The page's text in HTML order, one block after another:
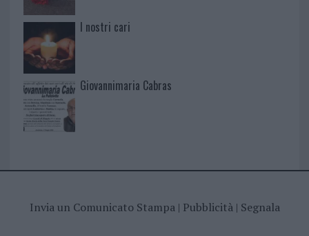
I nostri cari
Giovannimaria Cabras
Invia un Comunicato Stampa| Pubblicità| Segnala